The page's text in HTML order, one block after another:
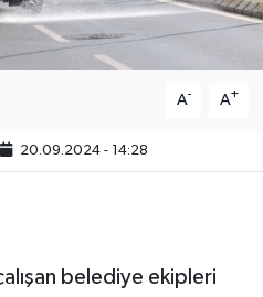
A- A+
20.09.2024 - 14:28
belediye ekipleri